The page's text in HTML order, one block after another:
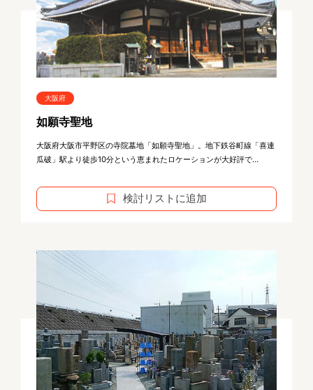
大阪府
如願寺聖地
大阪府大阪市平野区の寺院墓地「如願寺聖地」。地下鉄谷町線「喜連
瓜破」駅より徒歩10分という恵まれたロケーションが大好評で...
検討リストに追加